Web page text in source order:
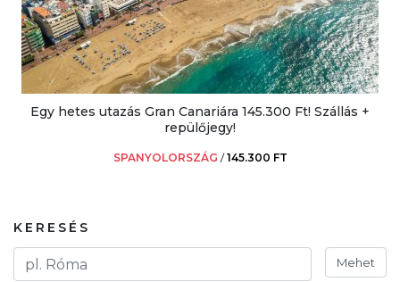
Egy hetes utazás Gran Canariára 145.300 Ft! Szállás +
repülőjegy!
SPANYOLORSZÁG /145.300 FT
KERESÉS
Mehet